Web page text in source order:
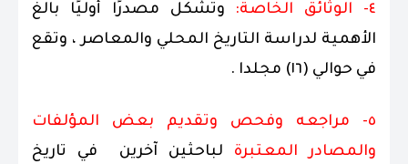
٤- الوثائق الخاصة:
وتشكل مصدرًا أوليًا بالغ
الأهمية لدراسة التاريخ المحلي والمعاصر ، وتقع
في حوالي (١٦) مجلدا .
٥- مراجعه وفحص وتقديم بعض المؤلفات
والمصادر المعتبرة لباحثين آخرين في تاريخ